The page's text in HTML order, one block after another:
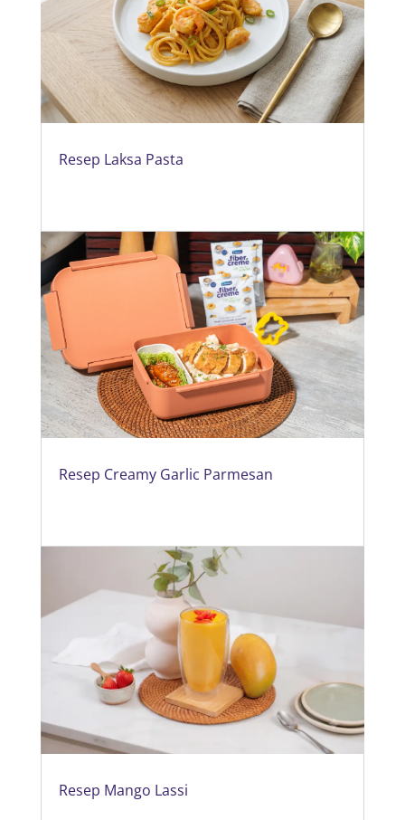
Resep Laksa Pasta
Resep Creamy Garlic Parmesan
Resep Mango Lassi